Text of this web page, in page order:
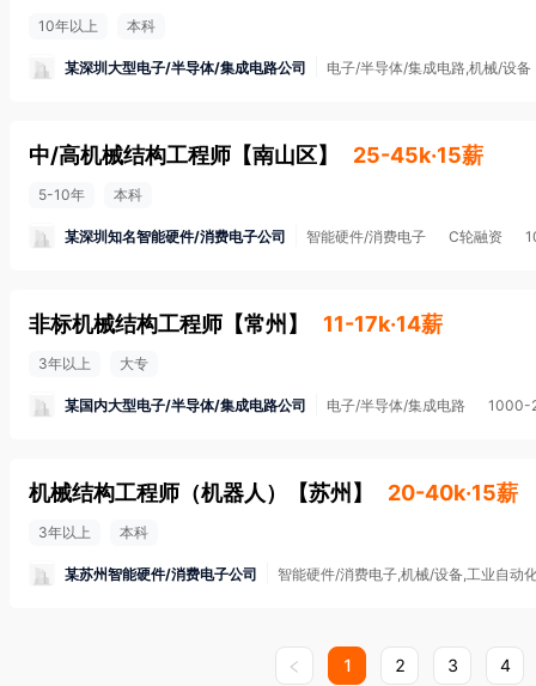
10年以上 本科
某深圳大型电子/半导体/集成电路公司 电子/半导体/集成电路,机械/设备
中/高机械结构工程师 【南山区】 25-45k·15薪
5-10年 本科
某深圳知名智能硬件/消费电子公司 智能硬件/消费电子 C轮融资
非标机械结构工程师 【常州 】 11-17k·14薪
3年以上 大专
某国内大型电子/半导体/集成电路公司 电子/半导体/集成电路 1000-
机械结构工程师（机器人） 【苏州 】 20-40k·15薪
3年以上 本科
某苏州智能硬件/消费电子公司 智能硬件/消费电子,机械/设备,工业自动
1 2 3 4